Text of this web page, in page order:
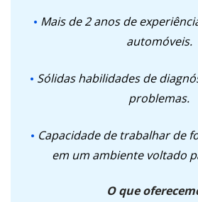
Mais de 2 anos de
automóveis.
Sólidas habilidades de
problemas.
Capacidade de trabalhar de
em um ambiente voltado
O que